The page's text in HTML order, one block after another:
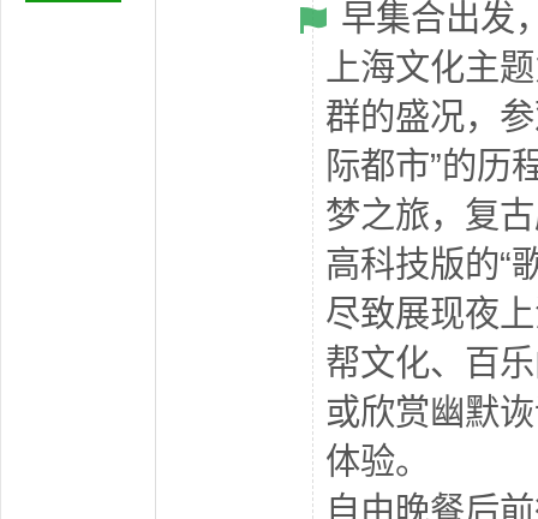
早集合出发
上海文化主
群的盛况，
际都市”的历
梦之旅，复
高科技版的“
尽致展现夜
帮文化、百
或欣赏幽默
体验。
自由晚餐后